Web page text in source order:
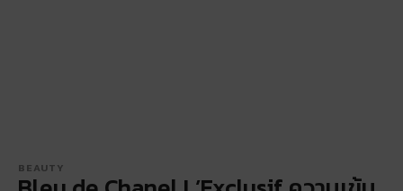
BEAUTY